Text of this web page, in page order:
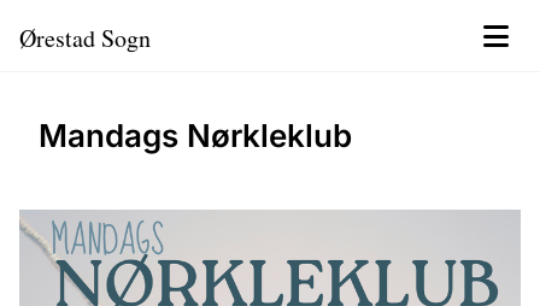
Ørestad Sogn
Mandags Nørkleklub